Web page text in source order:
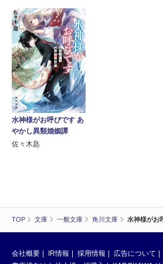
TOP 文庫 一般文庫 角川文庫 水神様がお
水神様がお呼びです あ
やかし異類婚姻譚
佐々木匙
会社概要 IR情報 採用情報 広告について